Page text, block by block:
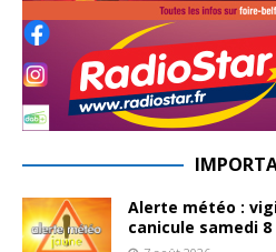
Alerte météo :
canicule samedi 8